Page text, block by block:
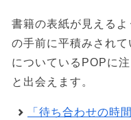
書籍の表紙が見える
の手前に平積みされ
についているPOPに
と出会えます。
「待ち合わせの時